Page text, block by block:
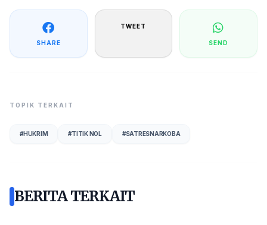
SHARE
TWEET
SEND
TOPIK TERKAIT
#HUKRIM #TITIK NOL #SATRESNARKOBA
BERITA TERKAIT